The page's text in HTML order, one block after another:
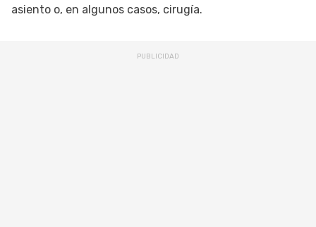
asiento o, en algunos casos, cirugía.